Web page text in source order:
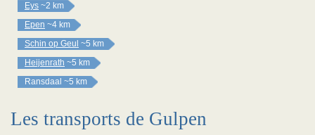
Eys ~2 km
Epen ~4 km
Schin op Geul ~5 km
Heijenrath ~5 km
Ransdaal ~5 km
Les transports de Gulpen